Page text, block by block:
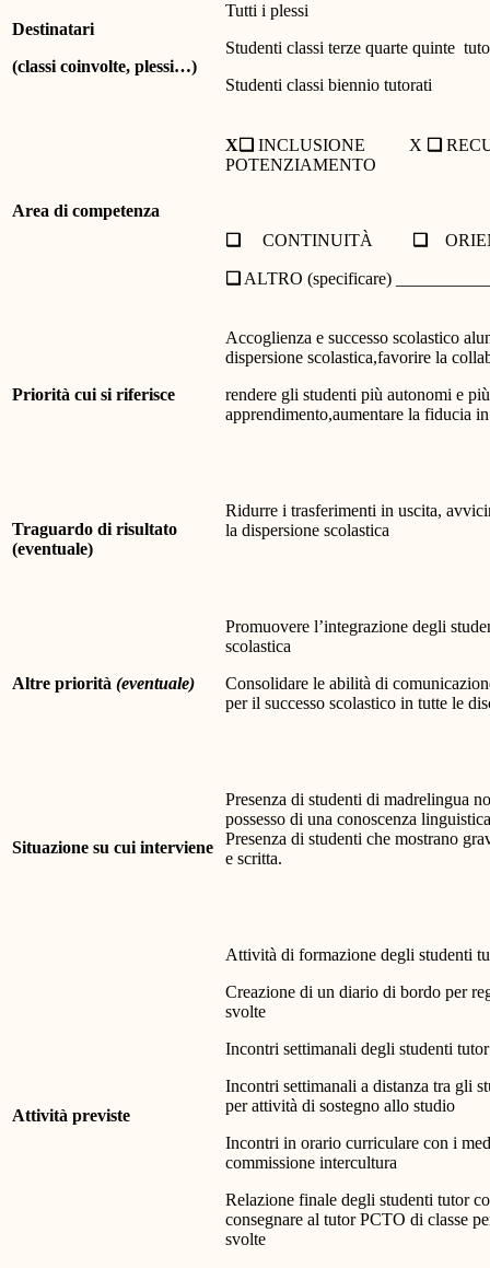
Destinatari
(classi coinvolte, plessi…)
Tutti i plessi
Studenti classi terze quarte quinte
Studenti classi biennio tutorati
Area di competenza
X❑ INCLUSIONE X ❑
POTENZIAMENTO
❑ CONTINUITÀ ❑
❑ ALTRO (specificare)
Priorità cui si riferisce
Accoglienza e successo scolastico
dispersione scolastica,favorire la
rendere gli studenti più autonomi e
apprendimento,aumentare la fiducia in
Traguardo di risultato
(eventuale)
Ridurre i trasferimenti in uscita,
la dispersione scolastica
Altre priorità (eventuale)
Promuovere l’integrazione degli
scolastica
Consolidare le abilità di
per il successo scolastico in tutte le
Situazione su cui interviene
Presenza di studenti di madrelingua
possesso di una conoscenza
Presenza di studenti che mostrano
e scritta.
Attività previste
Attività di formazione degli studenti
Creazione di un diario di bordo per
svolte
Incontri settimanali degli studenti
Incontri settimanali a distanza tra gli
per attività di sostegno allo studio
Incontri in orario curriculare con i
commissione intercultura
Relazione finale degli studenti tutor
consegnare al tutor PCTO di classe
svolte